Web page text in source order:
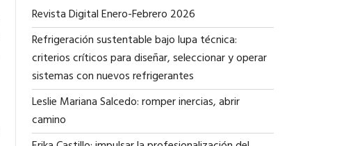
Revista Digital Enero-Febrero 2026
Refrigeración sustentable bajo lupa técnica:
criterios críticos para diseñar, seleccionar y operar
sistemas con nuevos refrigerantes
Leslie Mariana Salcedo: romper inercias, abrir
camino